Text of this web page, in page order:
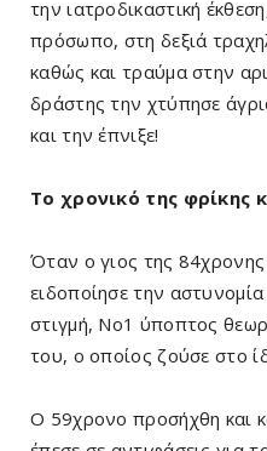
την ιατροδικαστική
πρόσωπο, στη δεξιά
καθώς και τραύμα στην
δράστης την χτύπησε
και την έπνιξε!
Το χρονικό της φρίκης
Όταν ο γιος της
ειδοποίησε την
στιγμή, Νο1 ύποπτος
του, ο οποίος ζούσε στο
Ο 59χρονο προσήχθη και